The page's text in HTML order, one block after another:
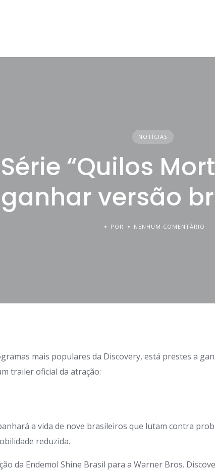
NOTÍCIAS
Série “Quilos
ganhar versão
POR NENHUM COMENTÁRIO
mais populares da Discovery, está prestes a
trailer oficial da atração:
a vida de nove brasileiros que lutam contra
reduzida.
da Endemol Shine Brasil para a Warner Bros.